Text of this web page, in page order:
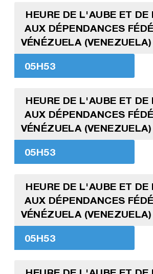
HEURE DE L'AUBE ET DE
AUX DÉPENDANCES
VÉNÉZUELA
05H53
HEURE DE L'AUBE ET DE
AUX DÉPENDANCES
VÉNÉZUELA
05H53
HEURE DE L'AUBE ET DE
AUX DÉPENDANCES
VÉNÉZUELA
05H53